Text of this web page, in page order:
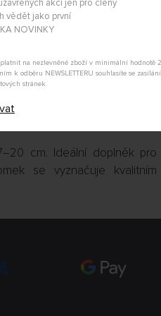
akcí jen pro členy
vědět jako první
NOVINKY
na nezlevněné zboží v minimální hodnotě
k odběru NEWSLETTERU souhlasíte se
stránek.
– SMRK S KMENEM,
cm. Ideální doplněk pro
se vyznačuje kvalitním